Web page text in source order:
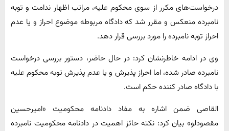
درخواست‌های مکرر از سوی محکوم علیه، مراتب اظهار ندامت و توبه
نامبرده منعکس و مقرر شد که دادگاه مربوطه موضوع احراز و یا عدم
احراز توبه نامبرده را مورد بررسی قرار دهد.
وی در ادامه خاطرنشان کرد: در حال حاضر، دستور بررسی درخواست
نامبرده صادر شده، اما احراز پذیرش و یا عدم پذیرش توبه محکوم علیه
با دادگاه صادر کننده حکم است.
القاصی ضمن اشاره به مفاد دادنامه محکومیت «امیرحسین
مقصودلو» بیان کرد: نکته حائز اهمیت در دادنامه محکومیت نامبرده